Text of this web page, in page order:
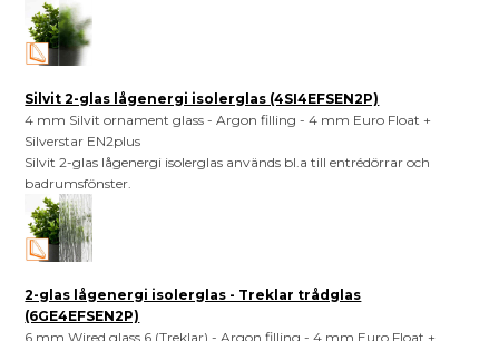
Silvit 2-glas lågenergi isolerglas (4SI4EFSEN2P)
4 mm Silvit ornament glass - Argon filling - 4 mm Euro Float +
Silverstar EN2plus
Silvit 2-glas lågenergi isolerglas används bl.a till entrédörrar och
badrumsfönster.
2-glas lågenergi isolerglas - Treklar trådglas
(6GE4EFSEN2P)
6 mm Wired glass 6 (Treklar) - Argon filling - 4 mm Euro Float +